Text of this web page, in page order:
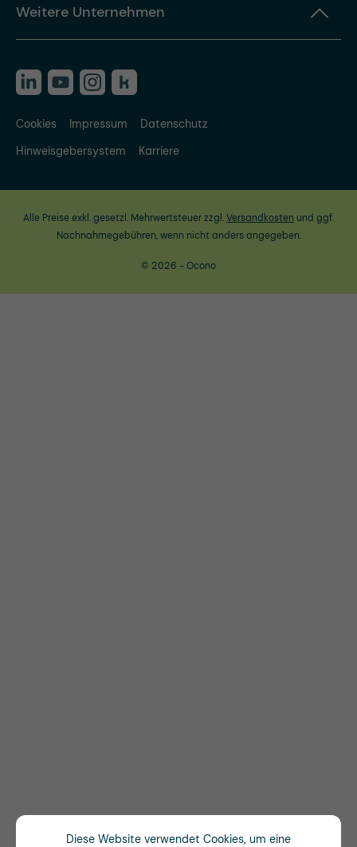
Weitere Unternehmen
Cookies Impressum
Datenschutz
Hinweisgebersystem
Karriere
Alle Preise exkl. gesetzl. Mehrwertsteuer zzgl.Versandkosten und ggf.
Nachnahmegebühren, wenn nicht anders angegeben.
© 2026 - Ocono
Diese Website verwendet Cookies, um eine